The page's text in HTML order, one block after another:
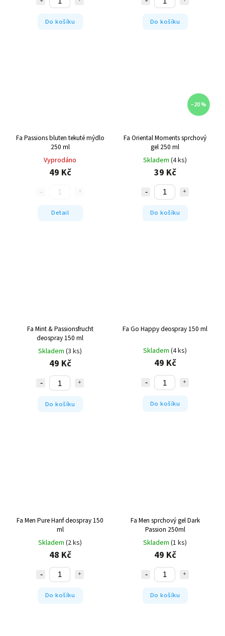
Do košíku Do košíku
Fa Passions bluten tekuté mýdlo
250 ml
Vyprodáno
49 Kč
Detail
–20 %
Fa Oriental Moments sprchový
gel 250 ml
Skladem (4 ks)
39 Kč
Do košíku
Fa Mint & Passionsfrucht
deospray 150 ml
Skladem (3 ks)
49 Kč
Do košíku
Fa Go Happy deospray 150 ml
Skladem (4 ks)
49 Kč
Do košíku
Fa Men Pure Hanf deospray 150
ml
Skladem (2 ks)
48 Kč
Do košíku
Fa Men sprchový gel Dark
Passion 250ml
Skladem (1 ks)
49 Kč
Do košíku